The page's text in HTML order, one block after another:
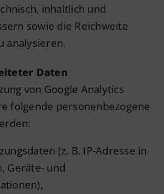
inhaltlich und
sowie die Reichweite
analysieren.
Daten
von Google Analytics
folgende personenbezogene
(z. B. IP-Adresse in
Geräte- und